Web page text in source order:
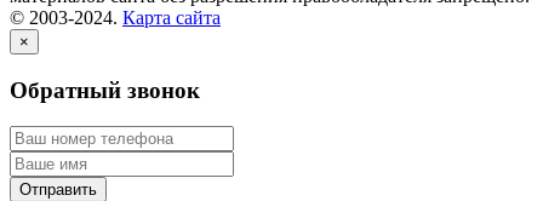
© 2003-2024. Карта сайта
×
Обратный звонок